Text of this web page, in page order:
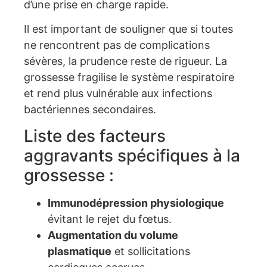
d’une prise en charge rapide.
Il est important de souligner que si toutes
ne rencontrent pas de complications
sévères, la prudence reste de rigueur. La
grossesse fragilise le système respiratoire
et rend plus vulnérable aux infections
bactériennes secondaires.
Liste des facteurs
aggravants spécifiques à la
grossesse :
Immunodépression physiologique
évitant le rejet du fœtus.
Augmentation du volume
plasmatique et sollicitations